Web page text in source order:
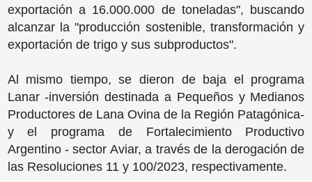
exportación a 16.000.000 de toneladas", buscando
alcanzar la "producción sostenible, transformación y
exportación de trigo y sus subproductos".
Al mismo tiempo, se dieron de baja el programa
Lanar -inversión destinada a Pequeños y Medianos
Productores de Lana Ovina de la Región Patagónica-
y el programa de Fortalecimiento Productivo
Argentino - sector Aviar, a través de la derogación de
las Resoluciones 11 y 100/2023, respectivamente.